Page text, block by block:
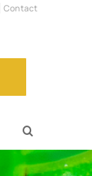
Contact